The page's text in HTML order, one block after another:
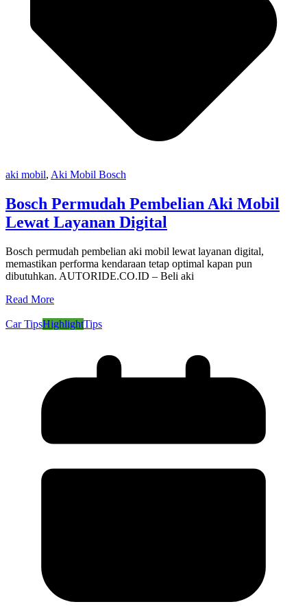
aki mobil, Aki Mobil Bosch
Bosch Permudah Pembelian Aki Mobil
Lewat Layanan Digital
Bosch permudah pembelian aki mobil lewat layanan digital,
memastikan performa kendaraan tetap optimal kapan pun
dibutuhkan. AUTORIDE.CO.ID – Beli aki
Read More
Car TipsHighlightTips